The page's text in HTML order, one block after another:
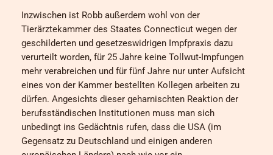
Inzwischen ist Robb außerdem wohl von der
Tierärztekammer des Staates Connecticut wegen der
geschilderten und gesetzeswidrigen Impfpraxis dazu
verurteilt worden, für 25 Jahre keine Tollwut-Impfungen
mehr verabreichen und für fünf Jahre nur unter Aufsicht
eines von der Kammer bestellten Kollegen arbeiten zu
dürfen. Angesichts dieser geharnischten Reaktion der
berufsständischen Institutionen muss man sich
unbedingt ins Gedächtnis rufen, dass die USA (im
Gegensatz zu Deutschland und einigen anderen